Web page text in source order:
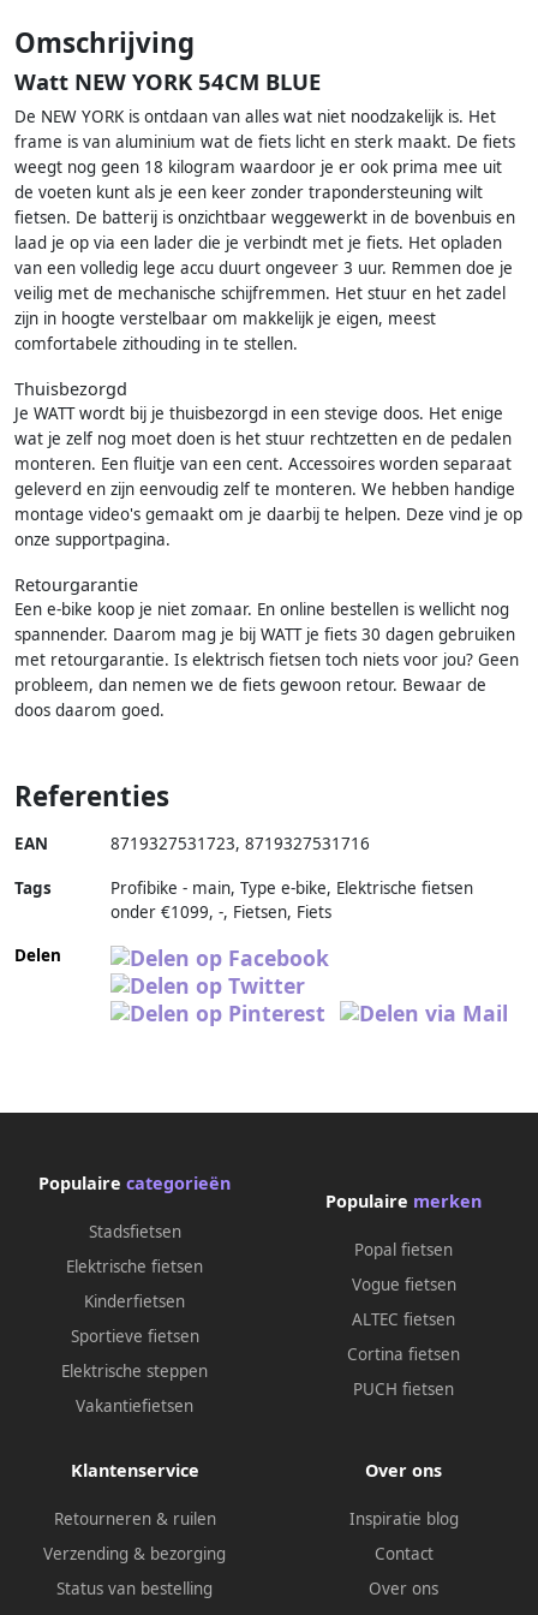
Omschrijving
Watt NEW YORK 54CM BLUE
De NEW YORK is ontdaan van alles wat niet noodzakelijk is. Het
frame is van aluminium wat de fiets licht en sterk maakt. De fiets
weegt nog geen 18 kilogram waardoor je er ook prima mee uit
de voeten kunt als je een keer zonder trapondersteuning wilt
fietsen. De batterij is onzichtbaar weggewerkt in de bovenbuis en
laad je op via een lader die je verbindt met je fiets. Het opladen
van een volledig lege accu duurt ongeveer 3 uur. Remmen doe je
veilig met de mechanische schijfremmen. Het stuur en het zadel
zijn in hoogte verstelbaar om makkelijk je eigen, meest
comfortabele zithouding in te stellen.
Thuisbezorgd
Je WATT wordt bij je thuisbezorgd in een stevige doos. Het enige
wat je zelf nog moet doen is het stuur rechtzetten en de pedalen
monteren. Een fluitje van een cent. Accessoires worden separaat
geleverd en zijn eenvoudig zelf te monteren. We hebben handige
montage video's gemaakt om je daarbij te helpen. Deze vind je op
onze supportpagina.
Retourgarantie
Een e-bike koop je niet zomaar. En online bestellen is wellicht nog
spannender. Daarom mag je bij WATT je fiets 30 dagen gebruiken
met retourgarantie. Is elektrisch fietsen toch niets voor jou? Geen
probleem, dan nemen we de fiets gewoon retour. Bewaar de
doos daarom goed.
Referenties
EAN 8719327531723, 8719327531716
Tags
Profibike - main, Type e-bike, Elektrische fietsen
onder €1099, -, Fietsen, Fiets
Delen
Populaire categorieën
Stadsfietsen
Elektrische fietsen
Kinderfietsen
Sportieve fietsen
Elektrische steppen
Vakantiefietsen
Populaire merken
Popal fietsen
Vogue fietsen
ALTEC fietsen
Cortina fietsen
PUCH fietsen
Klantenservice
Retourneren & ruilen
Verzending & bezorging
Status van bestelling
Over ons
Inspiratie blog
Contact
Over ons